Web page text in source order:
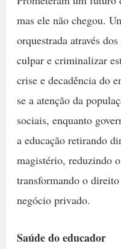
mas ele não chegou.
orquestrada através
culpar e criminalizar
crise e decadência do
se a atenção da
sociais, enquanto
a educação retirando
magistério, reduzindo
transformando o
negócio privado.
Saúde do educador